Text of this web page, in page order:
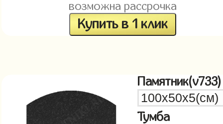
возможна рассрочка
Купить в 1 клик
Памятник(v733)
Тумба